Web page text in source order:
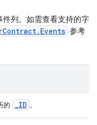
列。如需查看支持的字
参考
的 _ID 。